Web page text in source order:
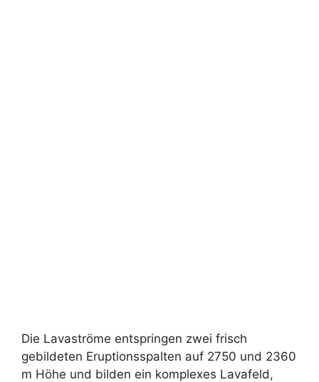
Die Lavaströme entspringen zwei frisch
gebildeten Eruptionsspalten auf 2750 und 2360
m Höhe und bilden ein komplexes Lavafeld,